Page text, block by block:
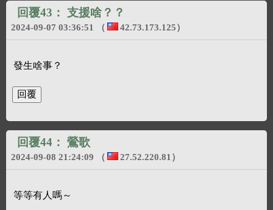
回覆43： 支援啥？？
2024-09-07 03:36:51 （ 42.73.173.125）
發生啥事？
回覆44： 鶯歌
2024-09-08 21:24:09 （ 27.52.220.81 ）
等等有人嗎～